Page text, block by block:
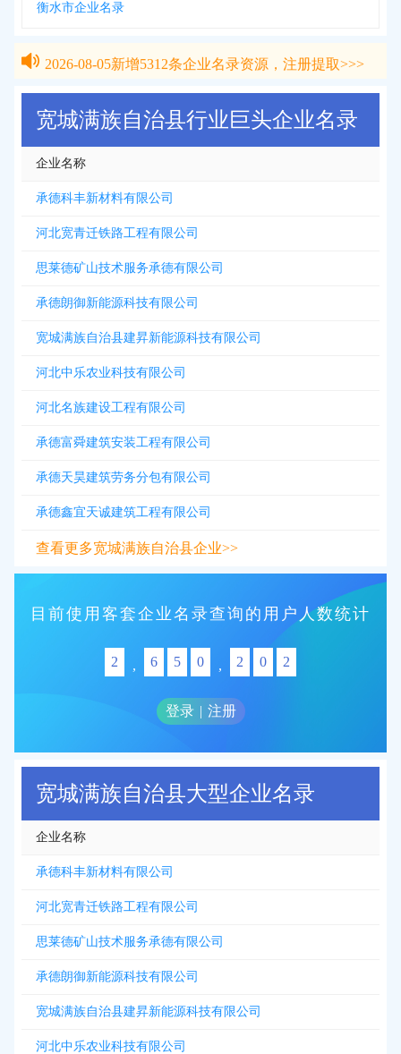
衡水市企业名录
新增 条企业名录资源，注册提取>>>
宽城满族自治县行业巨头企业名录
企业名称
承德科丰新材料有限公司
河北宽青迁铁路工程有限公司
思莱德矿山技术服务承德有限公司
承德朗御新能源科技有限公司
宽城满族自治县建昇新能源科技有限公司
河北中乐农业科技有限公司
河北名族建设工程有限公司
承德富舜建筑安装工程有限公司
承德天昊建筑劳务分包有限公司
承德鑫宜天诚建筑工程有限公司
查看更多宽城满族自治县企业>>
目前使用客套企业名录查询的用户人数统计
2 , 6 5 0 , 2 0 2
登录 | 注册
宽城满族自治县大型企业名录
企业名称
承德科丰新材料有限公司
河北宽青迁铁路工程有限公司
思莱德矿山技术服务承德有限公司
承德朗御新能源科技有限公司
宽城满族自治县建昇新能源科技有限公司
河北中乐农业科技有限公司